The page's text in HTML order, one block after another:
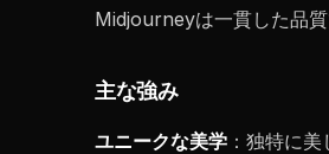
Midjourneyは一貫した品質
主な強み
ユニークな美学 ：独特に美